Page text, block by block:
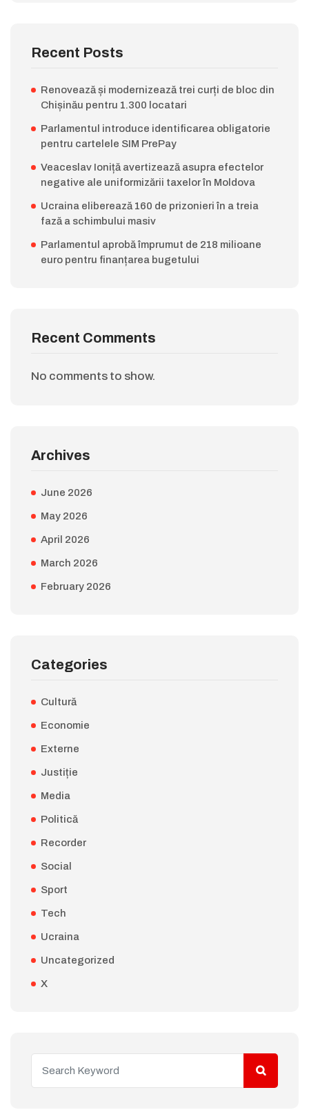
Recent Posts
Renovează și modernizează trei curți de bloc din
Chișinău pentru 1.300 locatari
Parlamentul introduce identificarea obligatorie
pentru cartelele SIM PrePay
Veaceslav Ioniță avertizează asupra efectelor
negative ale uniformizării taxelor în Moldova
Ucraina eliberează 160 de prizonieri în a treia
fază a schimbului masiv
Parlamentul aprobă împrumut de 218 milioane
euro pentru finanțarea bugetului
Recent Comments
No comments to show.
Archives
June 2026
May 2026
April 2026
March 2026
February 2026
Categories
Cultură
Economie
Externe
Justiție
Media
Politică
Recorder
Social
Sport
Tech
Ucraina
Uncategorized
X